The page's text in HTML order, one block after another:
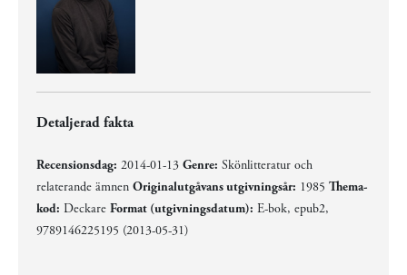
Detaljerad fakta
Recensionsdag: 2014-01-13 Genre: Skönlitteratur och
relaterande ämnen Originalutgåvans utgivningsår: 1985 Thema-
kod: Deckare Format (utgivningsdatum): E-bok, epub2,
9789146225195 (2013-05-31)